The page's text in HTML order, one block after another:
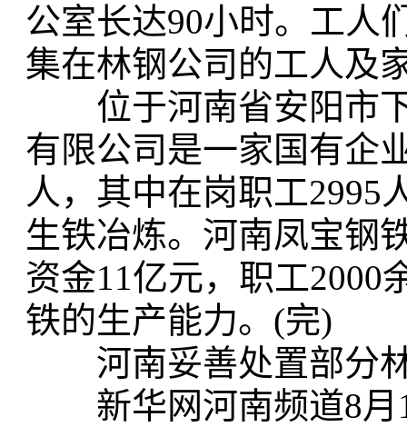
公室长达90小时。工人
集在林钢公司的工人及
位于河南省安阳市下
有限公司是一家国有企
人，其中在岗职工2995
生铁冶炼。河南凤宝钢
资金11亿元，职工2000
铁的生产能力。(完)
河南妥善处置部分林
新华网河南频道8月